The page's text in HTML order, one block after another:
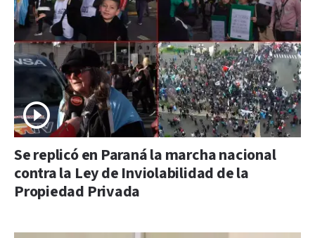
Se replicó en Paraná la marcha nacional
contra la Ley de Inviolabilidad de la
Propiedad Privada